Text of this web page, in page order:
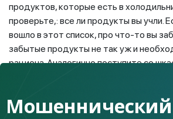
продуктов, которые есть в
проверьте,: все ли продукты вы учли.
вошло в этот список, про что-то вы
забытые продукты не так уж и
рациона. Аналогично поступите со
видя их, покупаем еще. Поэтому
Мошеннический